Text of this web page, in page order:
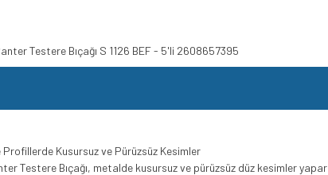
Testere Bıçağı S 1126 BEF - 5'li 2608657395
Kusursuz ve Pürüzsüz Kesimler
Testere Bıçağı, metalde kusursuz ve pürüzsüz düz kesimler yapar